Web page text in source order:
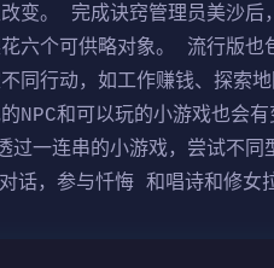
变。 完成诀窍管理员美沙后
六个可供略对象。 流行版
同行动，如工作赚钱、探索
NPC和可以玩的小游戏也会
过一连串的小游戏，尝试不
话，参与忏悔 和唱诗和修女